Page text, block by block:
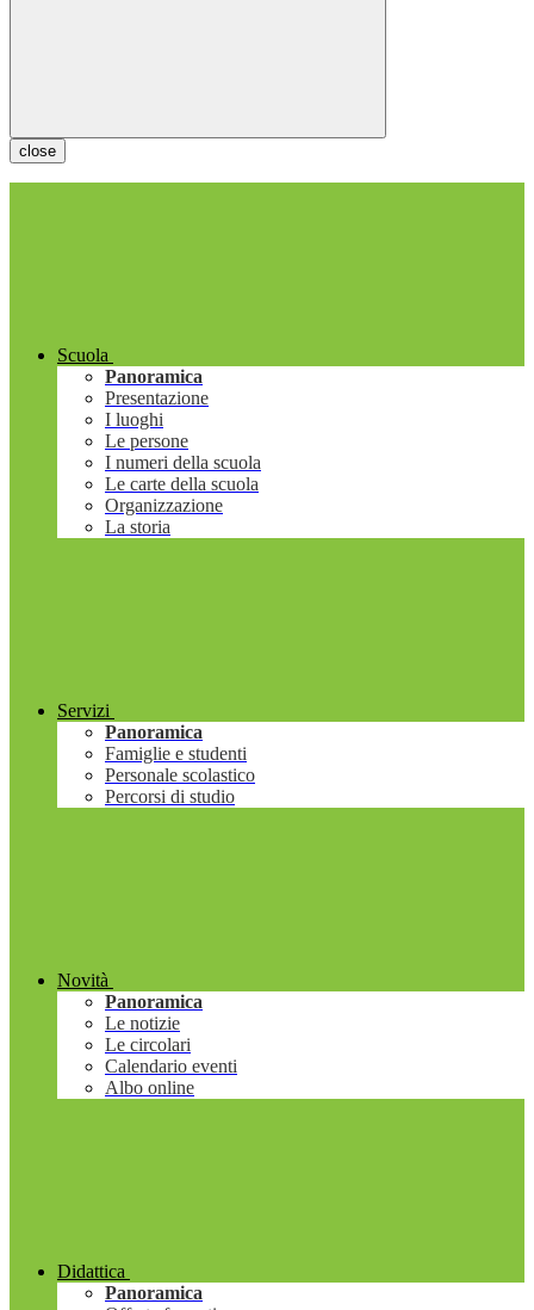
close
Scuola
Panoramica
Presentazione
I luoghi
Le persone
I numeri della scuola
Le carte della scuola
Organizzazione
La storia
Servizi
Panoramica
Famiglie e studenti
Personale scolastico
Percorsi di studio
Novità
Panoramica
Le notizie
Le circolari
Calendario eventi
Albo online
Didattica
Panoramica